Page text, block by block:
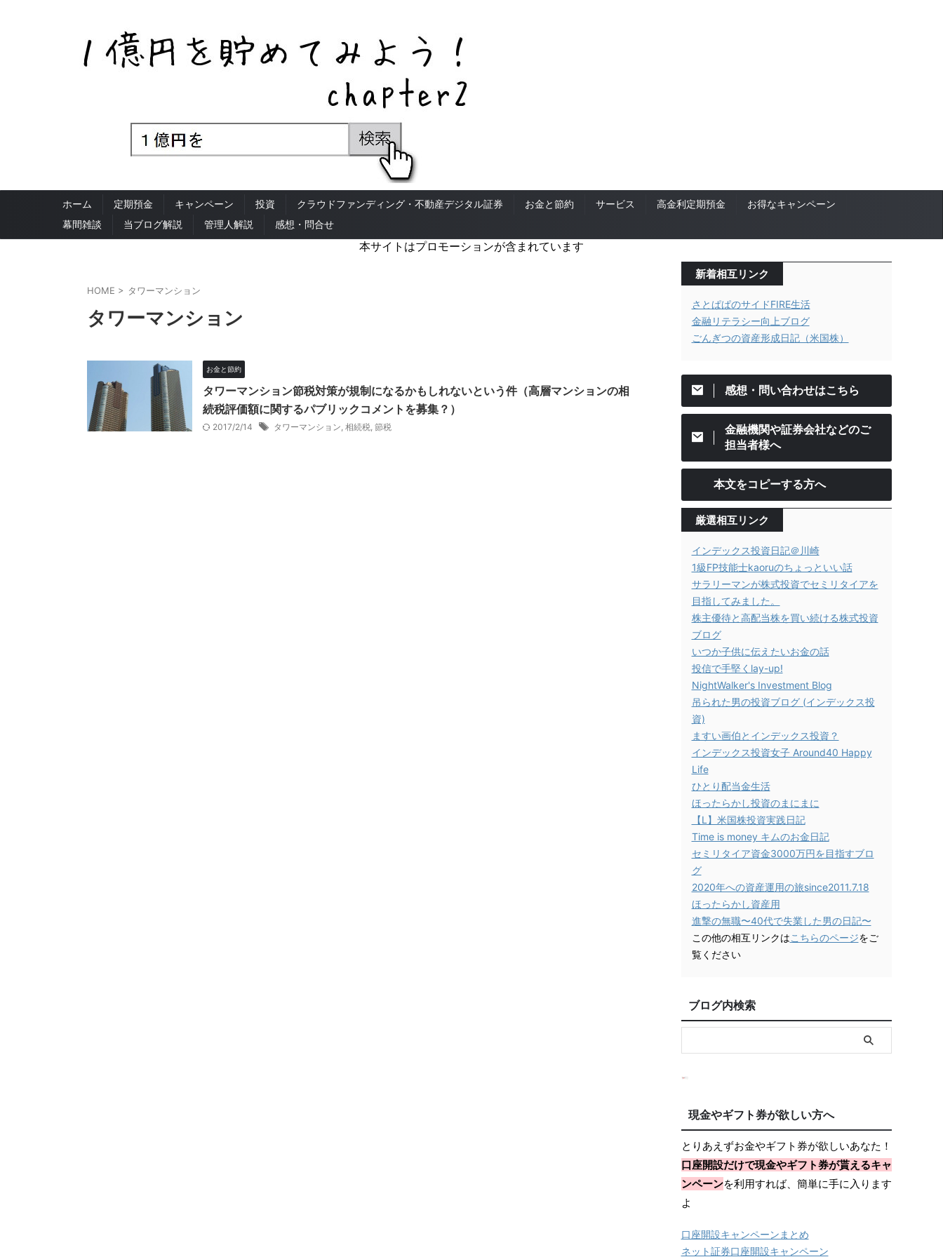
ホーム 定期預金 キャンペーン 投資 クラウドファンディング・不動産デジタル証券 お金と節約 サービス 高金利定期預金
お得なキャンペーン
幕間雑談
当ブログ解説 管理人解説 感想・問合せ
本サイトはプロモーションが含まれています
HOME > タワーマンション
タワーマンション
お金と節約
タワーマンション節税対策が規制になるかもしれないという件（高層マンションの相
続税評価額に関するパブリックコメントを募集？）
2017/2/14 タワーマンション, 相続税, 節税
新着相互リンク
さとぱぱのサイドFIRE生活
金融リテラシー向上ブログ
ごんぎつの資産形成日記（米国株）
感想・問い合わせはこちら
金融機関や証券会社などのご
担当者様へ
本文をコピーする方へ
厳選相互リンク
インデックス投資日記＠川崎
1級FP技能士kaoruのちょっといい話
サラリーマンが株式投資でセミリタイアを
目指してみました。
株主優待と高配当株を買い続ける株式投資
ブログ
いつか子供に伝えたいお金の話
投信で手堅くlay-up!
NightWalker's Investment Blog
吊られた男の投資ブログ (インデックス投
資)
ますい画伯とインデックス投資？
インデックス投資女子 Around40 Happy
Life
ひとり配当金生活
ほったらかし投資のまにまに
【L】米国株投資実践日記
Time is money キムのお金日記
セミリタイア資金3000万円を目指すブロ
グ
2020年への資産運用の旅since2011.7.18
ほったらかし資産用
進撃の無職〜40代で失業した男の日記〜
この他の相互リンクはこちらのページをご
覧ください
ブログ内検索
現金やギフト券が欲しい方へ
とりあえずお金やギフト券が欲しいあなた！
口座開設だけで現金やギフト券が貰えるキャ
ンペーンを利用すれば、簡単に手に入ります
よ
口座開設キャンペーンまとめ
ネット証券口座開設キャンペーン